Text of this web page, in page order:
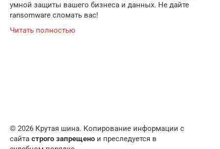
умной защиты вашего бизнеса и данных. Не дайте
ransomware сломать вас!
Читать полностью
© 2026 Крутая шина. Копирование информации с
сайта строго запрещено и преследуется в